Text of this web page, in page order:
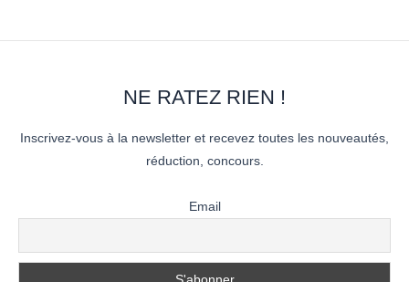
NE RATEZ RIEN !
Inscrivez-vous à la newsletter et recevez toutes les nouveautés,
réduction, concours.
Email